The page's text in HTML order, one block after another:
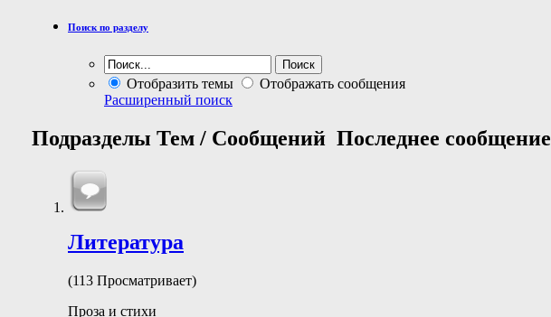
Поиск по разделу
Отобразить темы
Отображать сообщения
Расширенный поиск
Подразделы Тем / Сообщений Последнее сообщение
Литература
(113 Просматривает)
Проза и стихи